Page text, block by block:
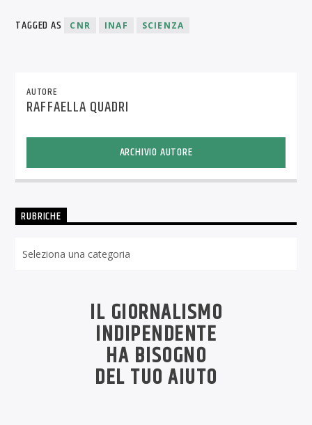
TAGGED AS CNR INAF SCIENZA
AUTORE
RAFFAELLA QUADRI
ARCHIVIO AUTORE
RUBRICHE
IL GIORNALISMO
INDIPENDENTE
HA BISOGNO
DEL TUO AIUTO